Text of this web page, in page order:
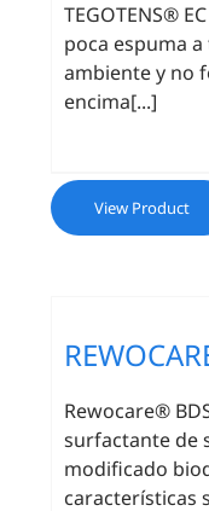
TEGOTENS®
poca espuma
ambiente y no
encima[...]
View Product
Rewocare®
surfactante de
modificado
características